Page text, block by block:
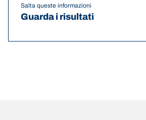
Salta queste informazioni
Guarda i risultati